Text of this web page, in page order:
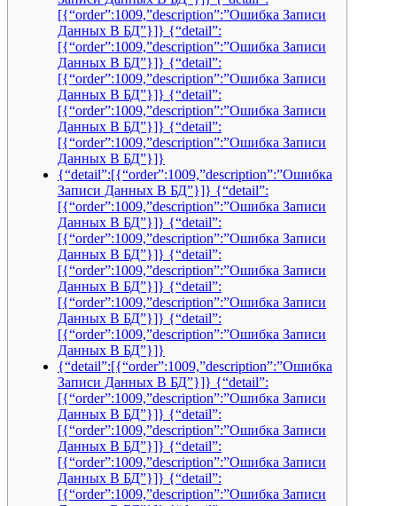
[{“order”:1009,”description”:”Ошибка Записи
Данных В БД”}]} {“detail”:
[{“order”:1009,”description”:”Ошибка Записи
Данных В БД”}]} {“detail”:
[{“order”:1009,”description”:”Ошибка Записи
Данных В БД”}]} {“detail”:
[{“order”:1009,”description”:”Ошибка Записи
Данных В БД”}]} {“detail”:
[{“order”:1009,”description”:”Ошибка Записи
Данных В БД”}]}
{“detail”:[{“order”:1009,”description”:”Ошибка
Записи Данных В БД”}]} {“detail”:
[{“order”:1009,”description”:”Ошибка Записи
Данных В БД”}]} {“detail”:
[{“order”:1009,”description”:”Ошибка Записи
Данных В БД”}]} {“detail”:
[{“order”:1009,”description”:”Ошибка Записи
Данных В БД”}]} {“detail”:
[{“order”:1009,”description”:”Ошибка Записи
Данных В БД”}]} {“detail”:
[{“order”:1009,”description”:”Ошибка Записи
Данных В БД”}]}
{“detail”:[{“order”:1009,”description”:”Ошибка
Записи Данных В БД”}]} {“detail”:
[{“order”:1009,”description”:”Ошибка Записи
Данных В БД”}]} {“detail”:
[{“order”:1009,”description”:”Ошибка Записи
Данных В БД”}]} {“detail”:
[{“order”:1009,”description”:”Ошибка Записи
Данных В БД”}]} {“detail”:
[{“order”:1009,”description”:”Ошибка Записи